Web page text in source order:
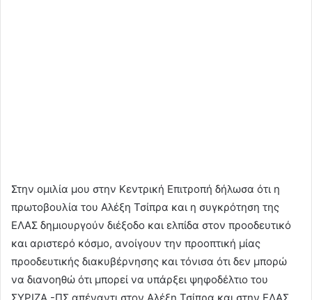
Στην ομιλία μου στην Κεντρική Επιτροπή δήλωσα ότι η
πρωτοβουλία του Αλέξη Τσίπρα και η συγκρότηση της
ΕΛΑΣ δημιουργούν διέξοδο και ελπίδα στον προοδευτικό
και αριστερό κόσμο, ανοίγουν την προοπτική μίας
προοδευτικής διακυβέρνησης και τόνισα ότι δεν μπορώ
να διανοηθώ ότι μπορεί να υπάρξει ψηφοδέλτιο του